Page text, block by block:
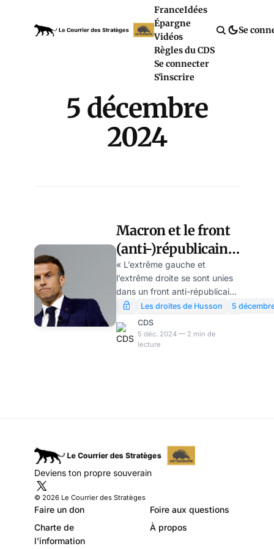
FranceIdées
Épargne
Vidéos
Règles du CDS
Se connecter
S'inscrire
Se
5 décembre
2024
Macron et le front
(anti-)républicain:
quand on joue trop
avec les mots, ils se
vengent
« L’extrême gauche et
l’extrême droite se sont unies
dans un front anti-républicain
». Tel est le message
qu’Emmanuel Macron voulait
inculquer aux Français ce soir
5 décembre, à l’occasion de
que les mots, parce qu’ils
renvoient à des réalités,
finissent toujours par se
venger. Aini le mot « démis
Les droites de Husson
5
CDS
5 déc. 2024 — 2 min de
lecture
Deviens ton propre souverain
© 2026 Le Courrier des Stratèges
Faire un don
Foire aux questions
Charte de
l’information
À propos